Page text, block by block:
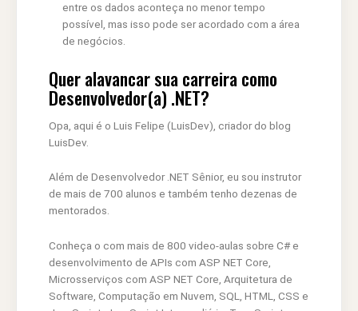
entre os dados aconteça no menor tempo
possível, mas isso pode ser acordado com a área
de negócios.
Quer alavancar sua carreira como
Desenvolvedor(a) .NET?
Opa, aqui é o Luis Felipe (LuisDev), criador do blog
LuisDev.
Além de Desenvolvedor .NET Sênior, eu sou instrutor
de mais de 700 alunos e também tenho dezenas de
mentorados.
Conheça o com mais de 800 video-aulas sobre C# e
desenvolvimento de APIs com ASP NET Core,
Microsserviços com ASP NET Core, Arquitetura de
Software, Computação em Nuvem, SQL, HTML, CSS e